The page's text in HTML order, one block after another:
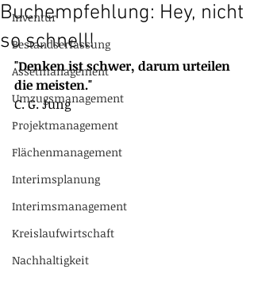
Inventur
Bestandserfassung
Assetmanagement
Umzugsmanagement
Projektmanagement
Flächenmanagement
Interimsplanung
Interimsmanagement
Kreislaufwirtschaft
Nachhaltigkeit
Buchempfehlung: Hey, nicht
so schnell!
"Denken ist schwer, darum urteilen
die meisten."
C. G. Jung